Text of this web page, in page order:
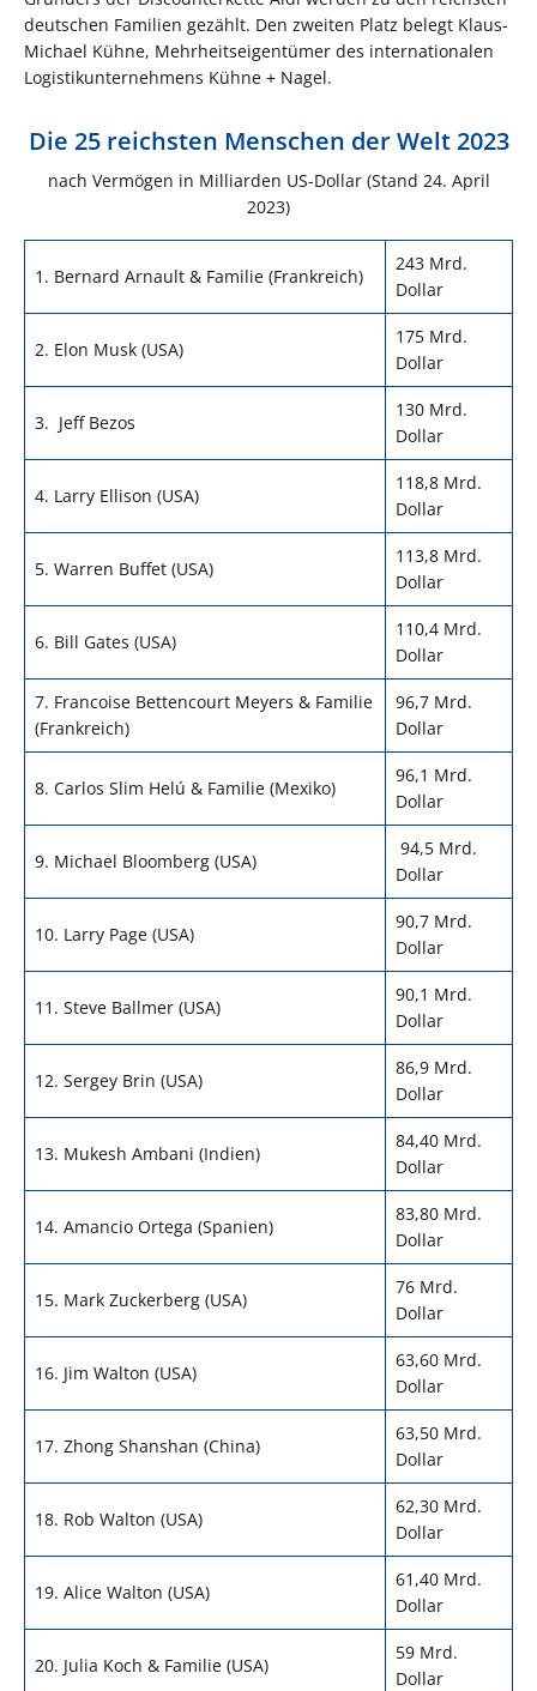
deutschen Familien gezählt. Den zweiten Platz belegt Klaus-
Michael Kühne, Mehrheitseigentümer des internationalen
Logistikunternehmens Kühne + Nagel.
Die 25 reichsten Menschen der Welt 2023
nach Vermögen in Milliarden US-Dollar (Stand 24. April
2023)
1. Bernard Arnault & Familie (Frankreich)
243 Mrd.
Dollar
2. Elon Musk (USA)
175 Mrd.
Dollar
3. Jeff Bezos
130 Mrd.
Dollar
4. Larry Ellison (USA)
118,8 Mrd.
Dollar
5. Warren Buffet (USA)
113,8 Mrd.
Dollar
6. Bill Gates (USA)
110,4 Mrd.
Dollar
7. Francoise Bettencourt Meyers & Familie
(Frankreich)
96,7 Mrd.
Dollar
8. Carlos Slim Helú & Familie (Mexiko)
96,1 Mrd.
Dollar
9. Michael Bloomberg (USA)
94,5 Mrd.
Dollar
10. Larry Page (USA)
90,7 Mrd.
Dollar
11. Steve Ballmer (USA)
90,1 Mrd.
Dollar
12. Sergey Brin (USA)
86,9 Mrd.
Dollar
13. Mukesh Ambani (Indien)
84,40 Mrd.
Dollar
14. Amancio Ortega (Spanien)
83,80 Mrd.
Dollar
15. Mark Zuckerberg (USA)
76 Mrd.
Dollar
16. Jim Walton (USA)
63,60 Mrd.
Dollar
17. Zhong Shanshan (China)
63,50 Mrd.
Dollar
18. Rob Walton (USA)
62,30 Mrd.
Dollar
19. Alice Walton (USA)
61,40 Mrd.
Dollar
20. Julia Koch & Familie (USA)
59 Mrd.
Dollar